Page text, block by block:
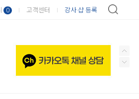
0 고객센터 강사·샵 등록